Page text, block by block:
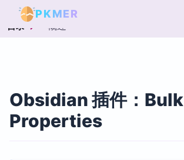
PKMER
目录 概述
Obsidian 插件：Bulk
Properties